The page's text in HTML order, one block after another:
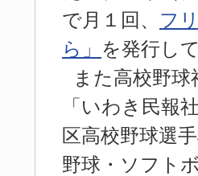
で月１回、 フ
ら」 を発行し
また高校野
「いわき民報
区高校野球選
野球・ソフト